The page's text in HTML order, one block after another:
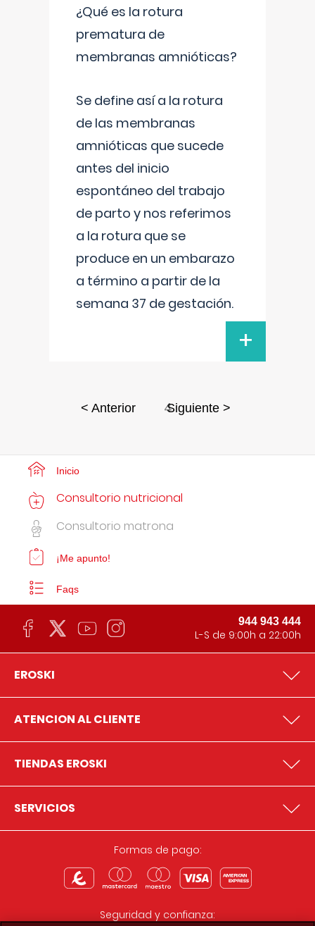
¿Qué es la rotura
prematura de
membranas amnióticas?
Se define así a la rotura
de las membranas
amnióticas que sucede
antes del inicio
espontáneo del trabajo
de parto y nos referimos
a la rotura que se
produce en un embarazo
a término a partir de la
semana 37 de gestación.
+
< Anterior 4
Siguiente >
Inicio
Consultorio nutricional
Consultorio matrona
¡Me apunto!
Faqs
944 943 444
L-S de 9:00h a 22:00h
EROSKI
ATENCION AL CLIENTE
TIENDAS EROSKI
SERVICIOS
Formas de pago:
Seguridad y confianza: